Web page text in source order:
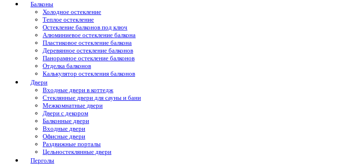
Балконы
Холодное остекление
Теплое остекление
Остекление балконов под ключ
Алюминиевое остекление балкона
Пластиковое остекление балкона
Деревянное остекление балконов
Панорамное остекление балконов
Отделка балконов
Калькулятор остекления балконов
Двери
Входные двери в коттедж
Стеклянные двери для сауны и бани
Межкомнатные двери
Двери с декором
Балконные двери
Входные двери
Офисные двери
Раздвижные порталы
Цельностеклянные двери
Перголы